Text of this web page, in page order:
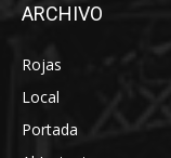
ARCHIVO
Rojas
Local
Portada